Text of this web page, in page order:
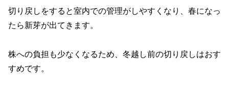
切り戻しをすると室内での管理がしやすくなり、春になっ
たら新芽が出てきます。
株への負担も少なくなるため、冬越し前の切り戻しはおす
すめです。